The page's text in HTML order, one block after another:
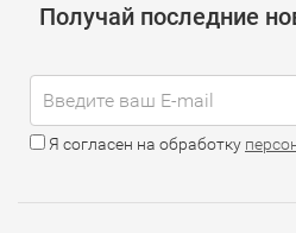
Получай последние
Я согласен на обработку